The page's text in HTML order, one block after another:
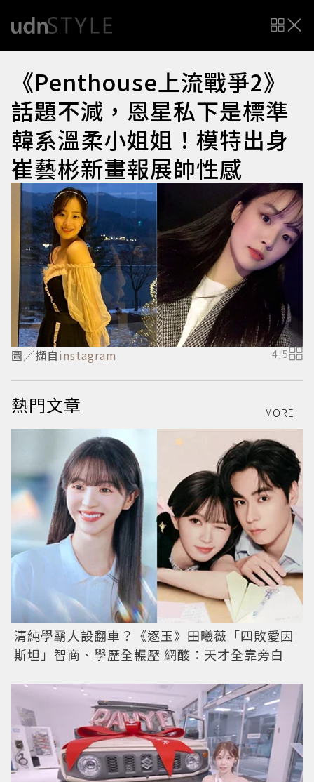
《Penthouse上流戰爭2》
話題不減，恩星私下是標準
韓系溫柔小姐姐！模特出身
崔藝彬新畫報展帥性感
圖／擷自instagram 4/5
熱門文章 MORE
清純學霸人設翻車？《逐玉》田曦薇「四敗愛因
斯坦」智商、學歷全輾壓 網酸：天才全靠旁白